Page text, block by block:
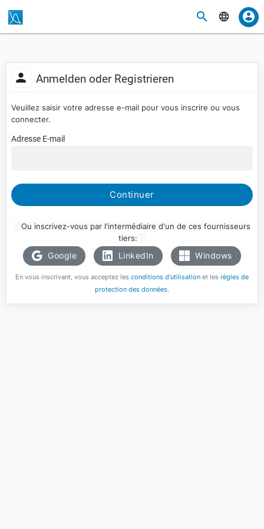
Anmelden oder Registrieren
Veuillez saisir votre adresse e-mail pour vous inscrire ou vous
connecter.
Adresse E-mail
Continuer
Ou inscrivez-vous par l'intermédiaire d'un de ces fournisseurs
tiers:
Google LinkedIn Windows
En vous inscrivant, vous acceptez les conditions d'utilisationet les règles de
protection des données.